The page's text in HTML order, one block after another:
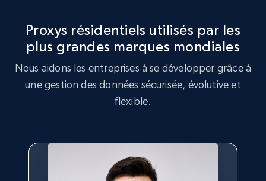
Proxys résidentiels utilisés par les
plus grandes marques mondiales
Nous aidons les entreprises à se développer grâce à
une gestion des données sécurisée, évolutive et
flexible.